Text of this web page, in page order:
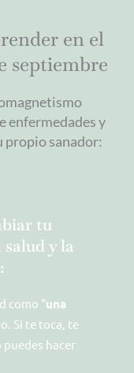
en el
septiembre
enfermedades y
sanador:
tu
y la
como “una
Si te toca, te
hacer